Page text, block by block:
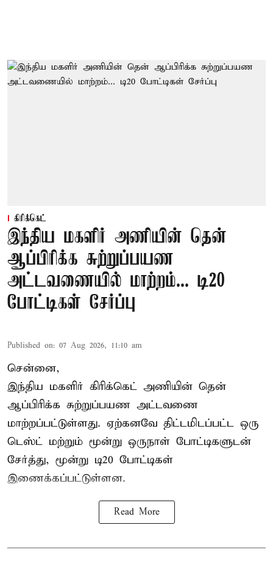
கிரிக்கெட்
இந்திய மகளிர் அணியின் தென்
ஆப்பிரிக்க சுற்றுப்பயண
அட்டவணையில் மாற்றம்... டி20
போட்டிகள் சேர்ப்பு
Published on: 07 Aug 2026, 11:10 am
சென்னை,
இந்திய மகளிர் கிரிக்கெட் அணியின் தென்
ஆப்பிரிக்க சுற்றுப்பயண அட்டவணை
மாற்றப்பட்டுள்ளது. ஏற்கனவே திட்டமிடப்பட்ட ஒரு
டெஸ்ட் மற்றும் மூன்று ஒருநாள் போட்டிகளுடன்
சேர்த்து, மூன்று டி20 போட்டிகள்
இணைக்கப்பட்டுள்ளன.
Read More